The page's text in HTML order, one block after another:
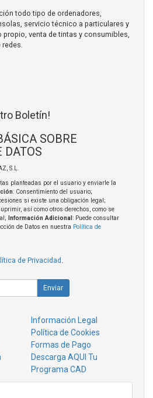
todo tipo de ordenadores,
servicio técnico a particulares y
venta de tintas y consumibles,
Boletín!
SOBRE
DATOS
S.L.
planteadas por el usuario y enviarle la
: Consentimiento del usuario;
si existe una obligación legal;
así como otros derechos, como se
Información Adicional : Puede consultar
de Datos en nuestra Política de
de Privacidad
Enviar
Información Legal
Política de Cookies
Formas de Pago
Descarga AQUI Tu
Programa CAD